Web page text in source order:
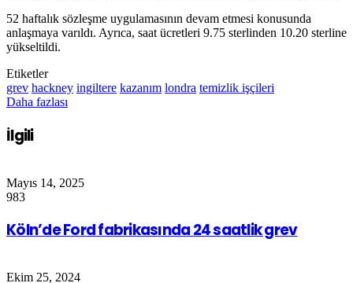
52 haftalık sözleşme uygulamasının devam etmesi konusunda
anlaşmaya varıldı. Ayrıca, saat ücretleri 9.75 sterlinden 10.20 sterline
yükseltildi.
Etiketler
grev hackney ingiltere kazanım londra temizlik işçileri
Daha fazlası
İlgili
Mayıs 14, 2025
983
Köln’de Ford fabrikasında 24 saatlik grev
Ekim 25, 2024